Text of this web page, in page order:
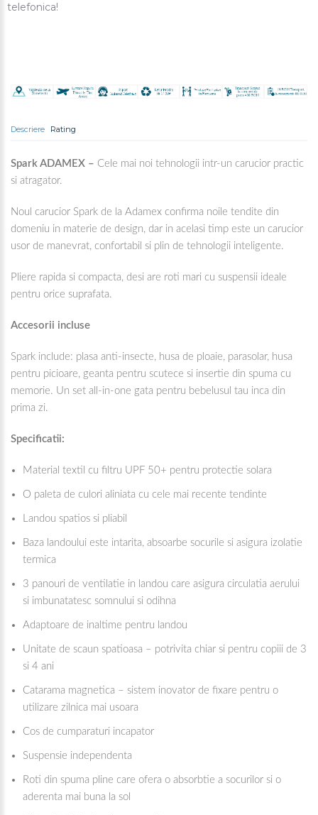
telefonica!
Descriere Rating
Spark ADAMEX – Cele mai noi tehnologii intr-un carucior practic
si atragator.
Noul carucior Spark de la Adamex confirma noile tendite din
domeniu in materie de design, dar in acelasi timp este un carucior
usor de manevrat, confortabil si plin de tehnologii inteligente.
Pliere rapida si compacta, desi are roti mari cu suspensii ideale
pentru orice suprafata.
Accesorii incluse
Spark include: plasa anti-insecte, husa de ploaie, parasolar, husa
pentru picioare, geanta pentru scutece si insertie din spuma cu
memorie. Un set all-in-one gata pentru bebelusul tau inca din
prima zi.
Specificatii:
Material textil cu filtru UPF 50+ pentru protectie solara
O paleta de culori aliniata cu cele mai recente tendinte
Landou spatios si pliabil
Baza landoului este intarita, absoarbe socurile si asigura izolatie
termica
3 panouri de ventilatie in landou care asigura circulatia aerului
si imbunatatesc somnului si odihna
Adaptoare de inaltime pentru landou
Unitate de scaun spatioasa – potrivita chiar si pentru copiii de 3
si 4 ani
Catarama magnetica – sistem inovator de fixare pentru o
utilizare zilnica mai usoara
Cos de cumparaturi incapator
Suspensie independenta
Roti din spuma pline care ofera o absorbtie a socurilor si o
aderenta mai buna la sol